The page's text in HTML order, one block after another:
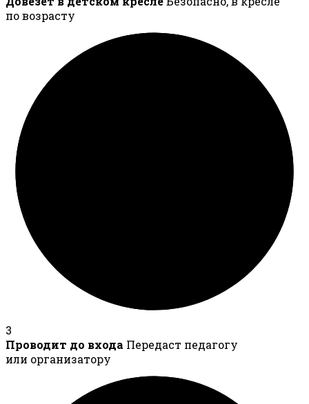
по возрасту
3
Проводит до входа Передаст педагогу
или организатору